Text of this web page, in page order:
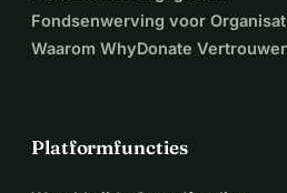
Fondsenwerving voor
Waarom WhyDonate
Platformfuncties